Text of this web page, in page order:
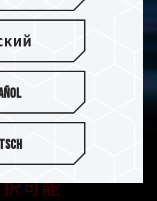
済みヒートス
可能